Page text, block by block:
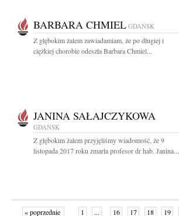
BARBARA CHMIEL GDAŃSK
Z głębokim żalem zawiadamiam, że po długiej i
ciężkiej chorobie odeszła Barbara Chmiel...
JANINA SAŁAJCZYKOWA
GDAŃSK
Z głębokim żalem przyjęliśmy wiadomość, że 9
listopada 2017 roku zmarła profesor dr hab. Janina...
« poprzednie 1 ... 16 17 18 19